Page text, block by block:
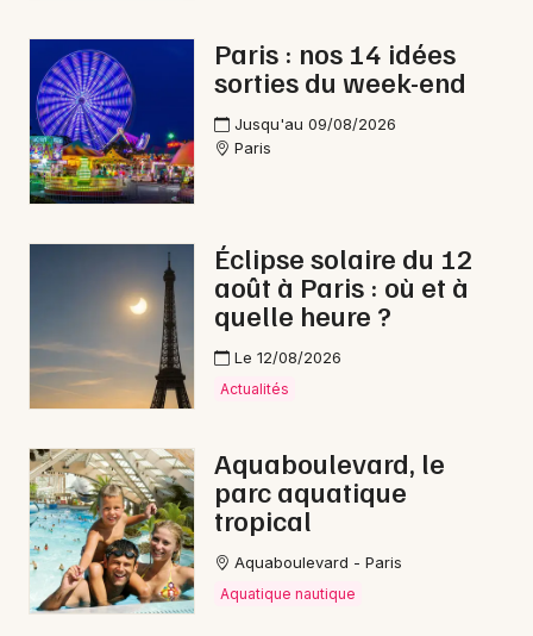
Paris : nos 14 idées
sorties du week-end
Jusqu'au 09/08/2026
Paris
Éclipse solaire du 12
août à Paris : où et à
quelle heure ?
Le 12/08/2026
Actualités
Aquaboulevard, le
parc aquatique
tropical
Aquaboulevard - Paris
Aquatique nautique